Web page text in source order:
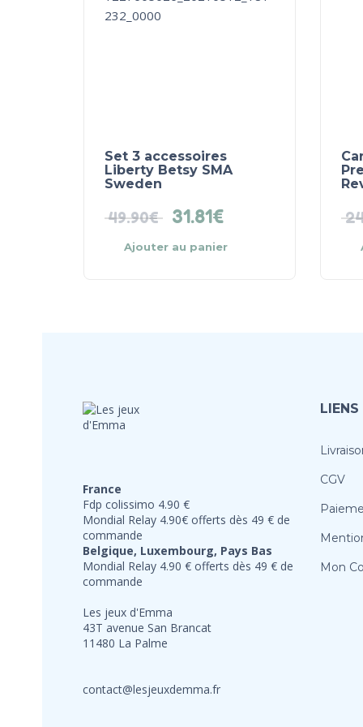
Set 3 accessoires
Liberty Betsy SMA
Sweden
49.90€ 31.81€
Ajouter au panier
France
Fdp colissimo 4.90 €
Mondial Relay 4.90€ offerts dès 49 € de
commande
Belgique, Luxembourg, Pays Bas
Mondial Relay 4.90 € offerts dès 49 € de
commande
Les jeux d'Emma
43T avenue San Brancat
11480 La Palme
contact@lesjeuxdemma.fr
LIENS
CGV
Mon